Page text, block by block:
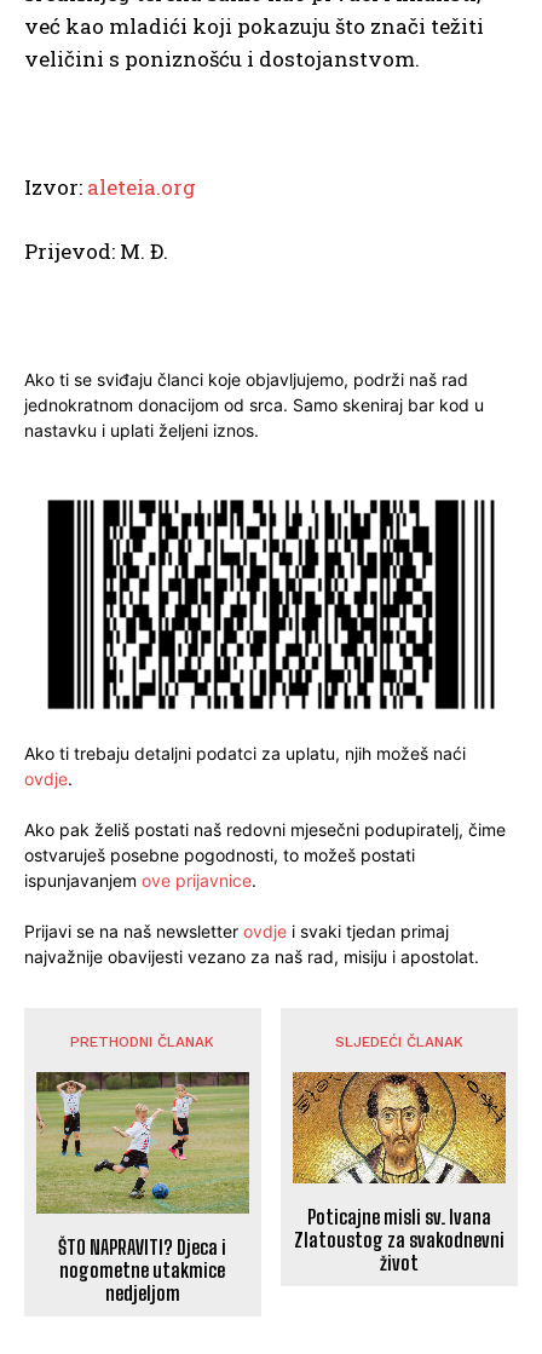
već kao mladići koji pokazuju što znači težiti
veličini s poniznošću i dostojanstvom.
Izvor: aleteia.org
Prijevod: M. Đ.
Ako ti se sviđaju članci koje objavljujemo, podrži naš rad
jednokratnom donacijom od srca. Samo skeniraj bar kod u
nastavku i uplati željeni iznos.
Ako ti trebaju detaljni podatci za uplatu, njih možeš naći
ovdje.
Ako pak želiš postati naš redovni mjesečni podupiratelj, čime
ostvaruješ posebne pogodnosti, to možeš postati
ispunjavanjem ove prijavnice.
Prijavi se na naš newsletter ovdje i svaki tjedan primaj
najvažnije obavijesti vezano za naš rad, misiju i apostolat.
PRETHODNI ČLANAK
ŠTO NAPRAVITI? Djeca i
nogometne utakmice
nedjeljom
SLJEDEĆI ČLANAK
Poticajne misli sv. Ivana
Zlatoustog za svakodnevni
život